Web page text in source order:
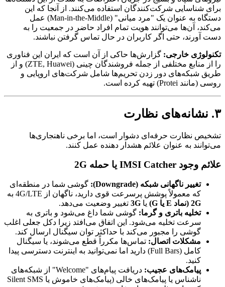
برای شناسایی شرکت‌کنندگان استفاده می‌کنند. از آنجا که این
دستگاه به عنوان یک "مرد میانی" (Man-in-the-Middle) عمل
می‌کند، آن‌ها می‌توانند هویت تمام افراد حاضر در جمعیت را به
دست آورند، حتی اگر کاربران در حال تماس گرفتن نباشند.
تکنولوژی خارجی: گزارش‌ها حاکی از آن است که ایران این فناوری
را از منابع مختلفی از جمله فروشندگان چینی (ZTE, Huawei) و از
طریق شبکه‌های دور زدن تحریم‌ها شامل شرکت‌های اروپایی و
روسی (مانند Protei) تهیه کرده است.
۳. نشانه‌های نظارت
تشخیص نظارت حرفه‌ای دشوار است، اما برخی ناهنجاری‌ها
می‌توانند به عنوان علائم هشدار دهنده عمل کنند.
علائم وجود IMSI Catcher یا حمله 2G
تغییر ناگهانی شبکه (Downgrade):
گوشی شما در منطقه‌ای
که معمولاً پوشش پرسرعت قوی دارید، ناگهان از 4G/LTE به
2G (نماد E یا G)
یا 3G تغییر وضعیت می‌دهد.
تخلیه باتری و گرما: گوشی شما داغ می‌شود و باتری به
سرعت تخلیه می‌شود. این اتفاق می‌افتد زیرا دکل جعلی اغلب
گوشی را مجبور می‌کند با حداکثر توان سیگنال ارسال کند.
مشکلات اتصال: تماس‌ها مکرراً قطع می‌شوند، یا سیگنال
کامل (Full Bars) دارید اما نمی‌توانید به اینترنت دسترسی پیدا
کنید.
پیامک‌های عجیب:
دریافت پیام‌های "Welcome" از شبکه‌های
ناشناس یا پیامک‌های خالی (پیامک‌های خاموش یا Silent SMS